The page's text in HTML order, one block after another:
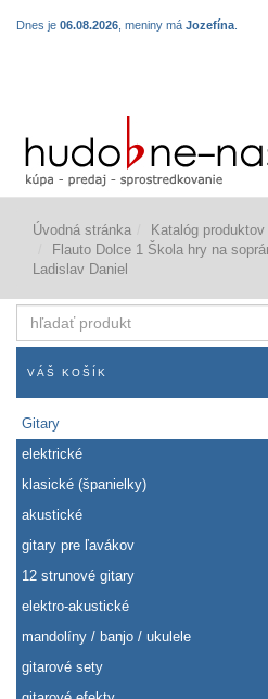
Dnes je 06.08.2026 , meniny má Jozefína
Úvodná stránka
Katalóg produktov
Flauto Dolce 1 Škola hry na
Ladislav Daniel
produkt
VÁŠ KOŠÍK
Gitary
elektrické
klasické (španielky)
akustické
gitary pre ľavákov
12 strunové gitary
elektro-akustické
mandolíny / banjo / ukulele
gitarové sety